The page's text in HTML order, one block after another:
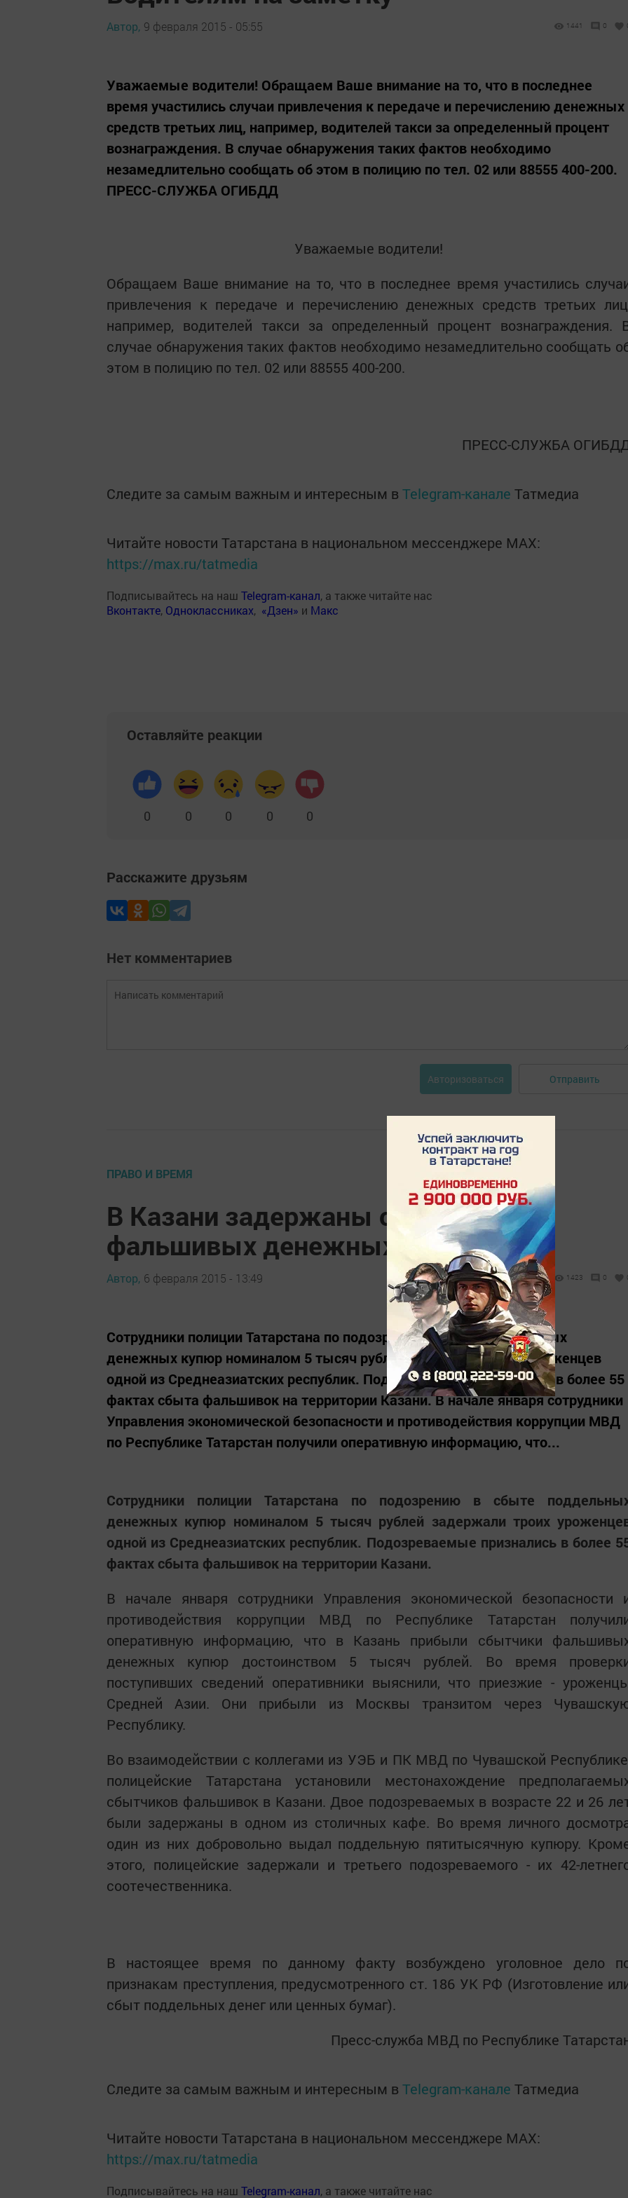
Автор, 9 февраля 2015 - 05:55 1441 0
Уважаемые водители! Обращаем Ваше внимание на то, что в последнее
время участились случаи привлечения к передаче и перечислению денежных
средств третьих лиц, например, водителей такси за определенный процент
вознаграждения. В случае обнаружения таких фактов необходимо
незамедлительно сообщать об этом в полицию по тел. 02 или 88555 400-200.
ПРЕСС-СЛУЖБА ОГИБДД
Уважаемые водители!
Обращаем Ваше внимание на то, что в последнее время участились
привлечения к передаче и перечислению денежных средств третьих
например, водителей такси за определенный процент вознаграждения.
случае обнаружения таких фактов необходимо незамедлительно сообщать
этом в полицию по тел. 02 или 88555 400-200.
ПРЕСС-СЛУЖБА
Следите за самым важным и интересным в Telegram-канале Татмедиа
Читайте новости Татарстана в национальном мессенджере MАХ:
https://max.ru/tatmedia
Подписывайтесь на наш Telegram-канал, а также читайте нас
Вконтакте, Одноклассниках, «Дзен» и Макс
Оставляйте реакции
0 0 0 0 0
Расскажите друзьям
Нет комментариев
Авторизоваться Отправить
ПРАВО И ВРЕМЯ
В Казани задержаны сбытчики
фальшивых денежных купюр
Автор, 6 февраля 2015 - 13:49 1423 0
Сотрудники полиции Татарстана по подозрению в сбыте поддельных
денежных купюр номиналом 5 тысяч рублей задержали троих уроженцев
одной из Среднеазиатских республик. Подозреваемые признались в более 55
фактах сбыта фальшивок на территории Казани. В начале января сотрудники
Управления экономической безопасности и противодействия коррупции МВД
по Республике Татарстан получили оперативную информацию, что...
Сотрудники полиции Татарстана по подозрению в сбыте
денежных купюр номиналом 5 тысяч рублей задержали троих
одной из Среднеазиатских республик. Подозреваемые признались в более
фактах сбыта фальшивок на территории Казани.
В начале января сотрудники Управления экономической безопасности
противодействия коррупции МВД по Республике Татарстан
оперативную информацию, что в Казань прибыли сбытчики
денежных купюр достоинством 5 тысяч рублей. Во время
поступивших сведений оперативники выяснили, что приезжие -
Средней Азии. Они прибыли из Москвы транзитом через
Республику.
Во взаимодействии с коллегами из УЭБ и ПК МВД по Чувашской
полицейские Татарстана установили местонахождение
сбытчиков фальшивок в Казани. Двое подозреваемых в возрасте 22 и 26
были задержаны в одном из столичных кафе. Во время личного
один из них добровольно выдал поддельную пятитысячную купюру.
этого, полицейские задержали и третьего подозреваемого - их 42-
соотечественника.
В настоящее время по данному факту возбуждено уголовное дело
признакам преступления, предусмотренного ст. 186 УК РФ (Изготовление
сбыт поддельных денег или ценных бумаг).
Пресс-служба МВД по Республике
Следите за самым важным и интересным в Telegram-канале Татмедиа
Читайте новости Татарстана в национальном мессенджере MАХ:
https://max.ru/tatmedia
Подписывайтесь на наш Telegram-канал, а также читайте нас